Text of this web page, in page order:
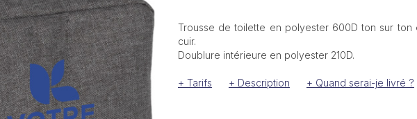
Trousse de toilette en polyester 600D ton sur ton
cuir.
Doublure intérieure en polyester 210D.
+ Tarifs + Description + Quand serai-je livré ?